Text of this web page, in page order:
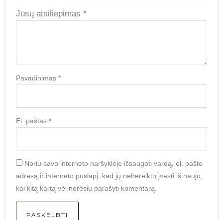
Jūsų atsiliepimas *
Pavadinimas *
El. paštas *
Noriu savo interneto naršyklėje išsaugoti vardą, el. pašto
adresą ir interneto puslapį, kad jų nebereiktų įvesti iš naujo,
kai kitą kartą vėl norėsiu parašyti komentarą.